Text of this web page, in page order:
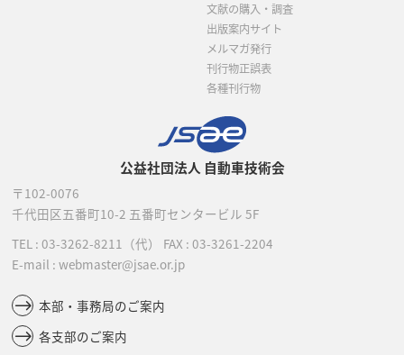
公益社団法人 自動車技術会
〒102-0076
千代田区五番町10-2 五番町センタービル 5F
TEL : 03-3262-8211 （代） FAX : 03-3261-2204
E-mail : webmaster@jsae.or.jp
本部・事務局のご案内
各支部のご案内
文献の購入・調査
出版案内サイト
メルマガ発行
刊行物正誤表
各種刊行物